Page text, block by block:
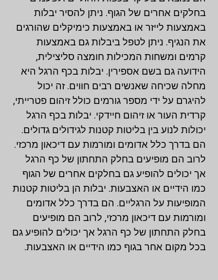
בחלקים אחרים של הגוף. ניתן להסיר יבלות
באמצעות לייזר או באמצעות כימיקלים שהורגים
את הנגיף. ניתן לטפל ביבלות גם באמצעות
קרמים ומשחות המכילות חומצה סליצילית,
הידועה גם בשם אספירין. יבלות בכף הרגל היא
מחלה שכיחה שאנשים רבים חווים. זה יכול
להיגרם על ידי מספר גורמים כולל זיהום פטרייתי,
קרדית העור או זיהום חיידקי. יבלות בכף הרגל
יכולות לנוע בין בליטות קטנות לגידולים גדולים.
הם בדרך כלל אדומים ומורמות עם דיכאון מרכזי.
לרוב הם מופיעים בחלק התחתון של כף הרגל
אך יכולים להופיע גם בחלקים אחרים של הגוף
כמו הידיים או האצבעות. יבלות הן בליטות קטנות
המופיעות על הרגליים. הם בדרך כלל אדומים
ומורמות עם דיכאון מרכזי, לרוב הם מופיעים
בחלק התחתון של כף הרגל אך יכולים להופיע גם
בכל מקום אחר בגוף כמו הידיים או האצבעות.